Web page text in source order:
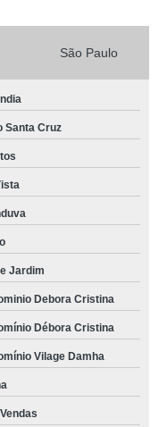
São Paulo
Santa Cruz
Jardim
Debora Cristina
Débora Cristina
Vilage Damha